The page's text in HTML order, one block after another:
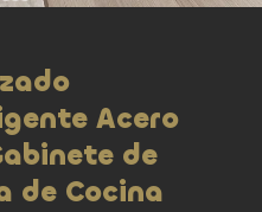
Acero
de
de Cocina